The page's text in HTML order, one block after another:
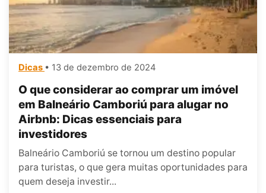
Dicas • 13 de dezembro de 2024
O que considerar ao comprar um imóvel
em Balneário Camboriú para alugar no
Airbnb: Dicas essenciais para
investidores
Balneário Camboriú se tornou um destino popular
para turistas, o que gera muitas oportunidades para
quem deseja investir...